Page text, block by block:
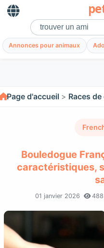
Annonces pour animaux
Page d'accueil Races
Bouledogue
caractéristiques,
01 janvier 2026 488